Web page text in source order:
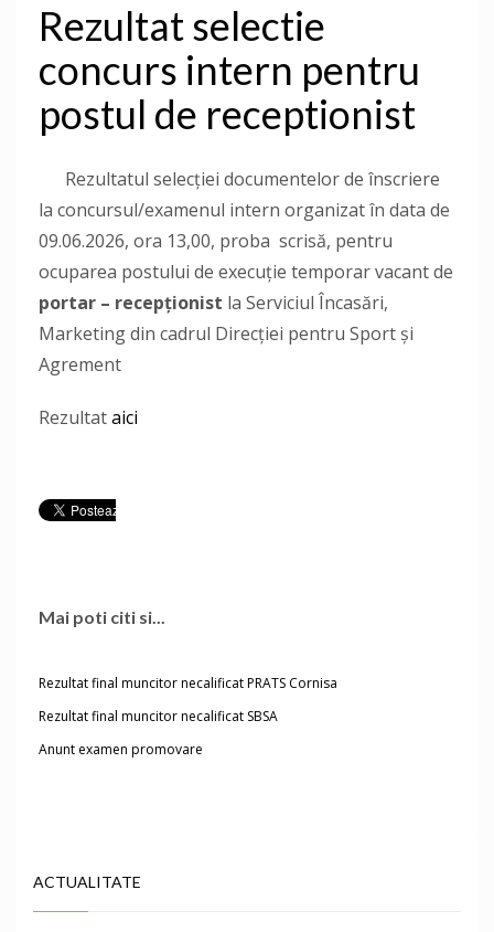
Rezultat selectie
concurs intern pentru
postul de receptionist
Rezultatul selecției documentelor de înscriere
la concursul/examenul intern organizat în data de
09.06.2026, ora 13,00, proba scrisă, pentru
ocuparea postului de execuție temporar vacant de
portar – recepționist la Serviciul Încasări,
Marketing din cadrul Direcției pentru Sport și
Agrement
Rezultataici
Mai poti citi si...
Rezultat final muncitor necalificat PRATS Cornisa
Rezultat final muncitor necalificat SBSA
Anunt examen promovare
ACTUALITATE